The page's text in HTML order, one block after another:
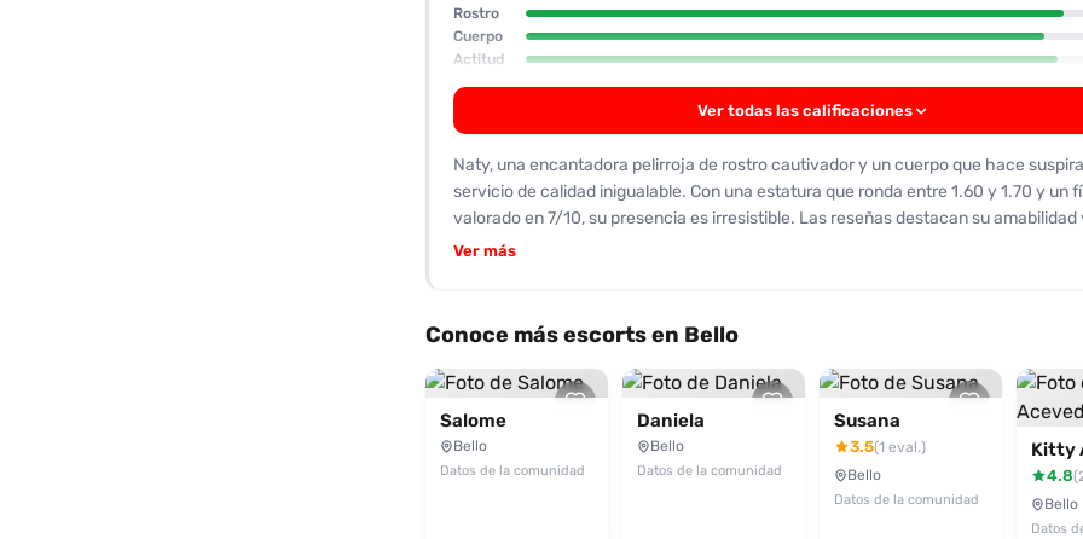
con las categorías de valoración y los criterios de cada nivel de estrellas. El
puedas presentar las reseñas de forma clara, profesional y respetuosa, facilitando
evaluación de la calidad del servicio y la toma de decisiones por parte de futuros
Rostro
Cuerpo
Actitud
Ver todas las calificaciones
Naty, una encantadora pelirroja de rostro cautivador y un cuerpo que hace
servicio de calidad inigualable. Con una estatura que ronda entre 1.60 y 1.70 y un
valorado en 7/10, su presencia es irresistible. Las reseñas destacan su amabilidad
capacidad para hacer sentir cómodos a sus clientes. Las experiencias de quienes
estilo es más bien reservado al principio, lo que la convierte en un deleite para
tarifas accesibles y un amplio repertorio de servicios, Naty es una opción que no
pasar. Llama ahora y descubre por qué todos quieren repetir con ella. ¡Tu mejor
está a un mensaje de distancia!
Ver más
Conoce más escorts en Bello
Salome
Bello
Datos de la comunidad
Daniela
Bello
Datos de la comunidad
Susana
3.5(1 eval.)
Bello
Datos de la comunidad
Kitty
4.8
Bello
Datos